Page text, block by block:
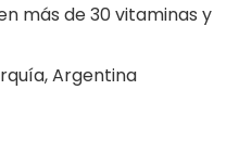
más de 30 vitaminas y
Argentina